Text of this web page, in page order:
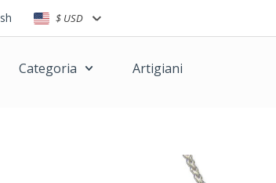
$ USD
Categoria Artigiani